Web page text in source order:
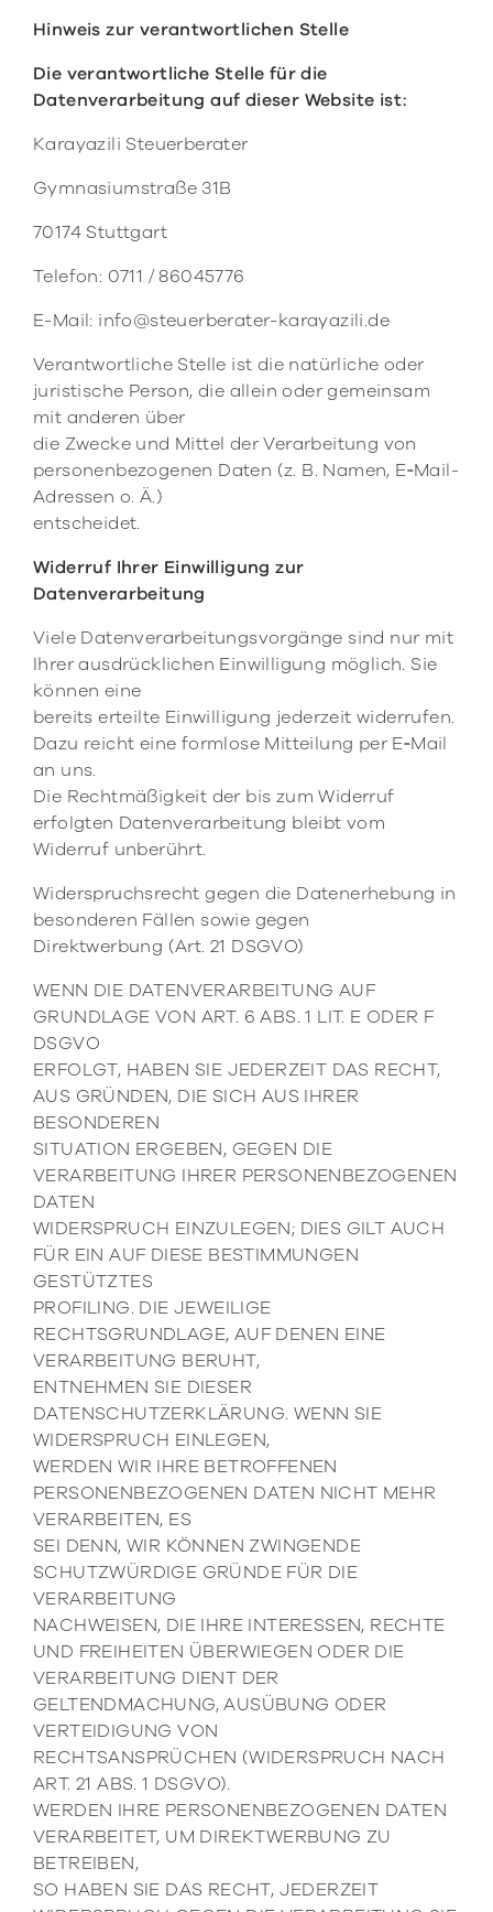
Hinweis zur verantwortlichen Stelle
Die verantwortliche Stelle für die
Datenverarbeitung auf dieser Website ist:
Karayazili Steuerberater
Gymnasiumstraße 31B
70174 Stuttgart
Telefon: 0711 / 86045776
E-Mail: info@steuerberater-karayazili.de
Verantwortliche Stelle ist die natürliche oder
juristische Person, die allein oder gemeinsam
mit anderen über
die Zwecke und Mittel der Verarbeitung von
personenbezogenen Daten (z. B. Namen, E‑Mail-
Adressen o. Ä.)
entscheidet.
Widerruf Ihrer Einwilligung zur
Datenverarbeitung
Viele Datenverarbeitungsvorgänge sind nur mit
Ihrer ausdrücklichen Einwilligung möglich. Sie
können eine
bereits erteilte Einwilligung jederzeit widerrufen.
Dazu reicht eine formlose Mitteilung per E‑Mail
an uns.
Die Rechtmäßigkeit der bis zum Widerruf
erfolgten Datenverarbeitung bleibt vom
Widerruf unberührt.
Widerspruchsrecht gegen die Datenerhebung in
besonderen Fällen sowie gegen
Direktwerbung (Art. 21 DSGVO)
WENN DIE DATENVERARBEITUNG AUF
GRUNDLAGE VON ART. 6 ABS. 1 LIT. E ODER F
DSGVO
ERFOLGT, HABEN SIE JEDERZEIT DAS RECHT,
AUS GRÜNDEN, DIE SICH AUS IHRER
BESONDEREN
SITUATION ERGEBEN, GEGEN DIE
VERARBEITUNG IHRER PERSONENBEZOGENEN
DATEN
WIDERSPRUCH EINZULEGEN; DIES GILT AUCH
FÜR EIN AUF DIESE BESTIMMUNGEN
GESTÜTZTES
PROFILING. DIE JEWEILIGE
RECHTSGRUNDLAGE, AUF DENEN EINE
VERARBEITUNG BERUHT,
ENTNEHMEN SIE DIESER
DATENSCHUTZERKLÄRUNG. WENN SIE
WIDERSPRUCH EINLEGEN,
WERDEN WIR IHRE BETROFFENEN
PERSONENBEZOGENEN DATEN NICHT MEHR
VERARBEITEN, ES
SEI DENN, WIR KÖNNEN ZWINGENDE
SCHUTZWÜRDIGE GRÜNDE FÜR DIE
VERARBEITUNG
NACHWEISEN, DIE IHRE INTERESSEN, RECHTE
UND FREIHEITEN ÜBERWIEGEN ODER DIE
VERARBEITUNG DIENT DER
GELTENDMACHUNG, AUSÜBUNG ODER
VERTEIDIGUNG VON
RECHTSANSPRÜCHEN (WIDERSPRUCH NACH
ART. 21 ABS. 1 DSGVO).
WERDEN IHRE PERSONENBEZOGENEN DATEN
VERARBEITET, UM DIREKTWERBUNG ZU
BETREIBEN,
SO HABEN SIE DAS RECHT, JEDERZEIT